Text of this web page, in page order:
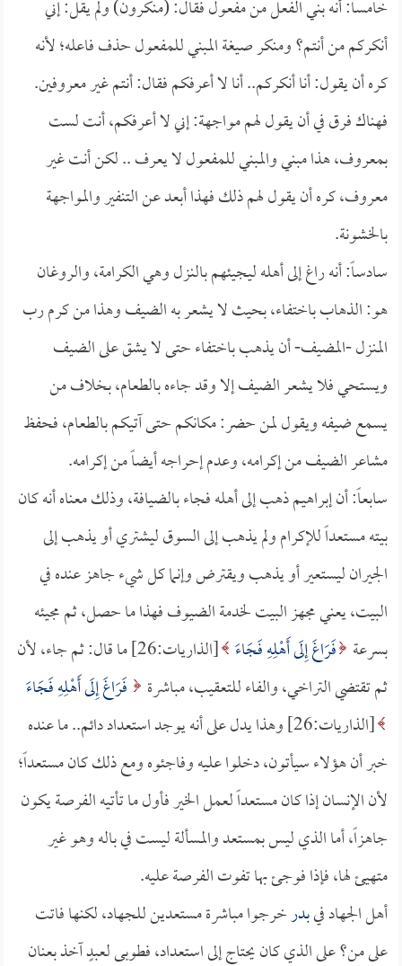
خامساً: أنه بني الفعل من مفعول فقال: (منكرون) ولم يقل: إني
أنكركم من أنتم؟ ومنكر صيغة المبني للمفعول حذف فاعله؛ لأنه
كره أن يقول: أنا أنكركم.. أنا لا أعرفكم فقال: أنتم غير معروفين.
فهناك فرق في أن يقول لهم مواجهة: إني لا أعرفكم، أنت لست
بمعروف، هذا مبني والمبني للمفعول لا يعرف .. لكن أنت غير
معروف، كره أن يقول لهم ذلك فهذا أبعد عن التنفير والمواجهة
بالخشونة.
سادساً: أنه راغ إلى أهله ليجيئهم بالنزل وهي الكرامة، والروغان
هو: الذهاب باختفاء، بحيث لا يشعر به الضيف وهذا من كرم رب
المنزل -المضيف- أن يذهب باختفاء حتى لا يشق على الضيف
ويستحي فلا يشعر الضيف إلا وقد جاءه بالطعام، بخلاف من
يسمع ضيفه ويقول لمن حضر: مكانكم حتى آتيكم بالطعام، فحفظ
مشاعر الضيف من إكرامه، وعدم إحراجه أيضاً من إكرامه.
سابعاً: أن إبراهيم ذهب إلى أهله فجاء بالضيافة، وذلك معناه أنه كان
بيته مستعداً للإكرام ولم يذهب إلى السوق ليشتري أو يذهب إلى
الجيران ليستعير أو يذهب ويقترض وإنما كل شيء جاهز عنده في
البيت، يعني مجهز البيت لخدمة الضيوف فهذا ما حصل، ثم مجيئه
بسرعة فَرَاغَ إِلَى أَهْلِهِ فَجَاءَ
[الذاريات:26] ما قال: ثم جاء، لأن
ثم تقتضي التراخي، والفاء للتعقيب، مباشرة
فَرَاغَ إِلَى أَهْلِهِ فَجَاءَ
[الذاريات:26] وهذا يدل على أنه يوجد استعداد دائم.. ما عنده
خبر أن هؤلاء سيأتون، دخلوا عليه وفاجئوه ومع ذلك كان مستعداً؛
لأن الإنسان إذا كان مستعداً لعمل الخير فأول ما تأتيه الفرصة يكون
جاهزاً، أما الذي ليس بمستعد والمسألة ليست في باله وهو غير
متهيئ لها، فإذا فوجئ بها تفوت الفرصة عليه.
أهل الجهاد فيبدرخرجوا مباشرة مستعدين للجهاد، لكنها فاتت
على من؟ على الذي كان يحتاج إلى استعداد، فطوبى لعبدٍ آخذ بعنان